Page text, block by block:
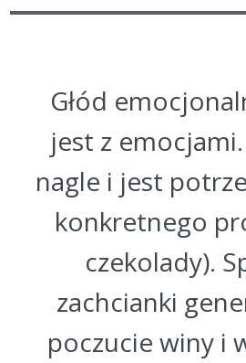
Głód
jest z
nagle i jest
konkretnego
czekolady).
zachcianki
poczucie winy i